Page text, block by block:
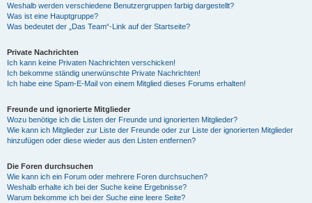
Weshalb werden verschiedene Benutzergruppen farbig dargestellt?
Was ist eine Hauptgruppe?
Was bedeutet der „Das Team“-Link auf der Startseite?
Private Nachrichten
Ich kann keine Privaten Nachrichten verschicken!
Ich bekomme ständig unerwünschte Private Nachrichten!
Ich habe eine Spam-E-Mail von einem Mitglied dieses Forums erhalten!
Freunde und ignorierte Mitglieder
Wozu benötige ich die Listen der Freunde und ignorierten Mitglieder?
Wie kann ich Mitglieder zur Liste der Freunde oder zur Liste der ignorierten Mitglieder
hinzufügen oder diese wieder aus den Listen entfernen?
Die Foren durchsuchen
Wie kann ich ein Forum oder mehrere Foren durchsuchen?
Weshalb erhalte ich bei der Suche keine Ergebnisse?
Warum bekomme ich bei der Suche eine leere Seite?